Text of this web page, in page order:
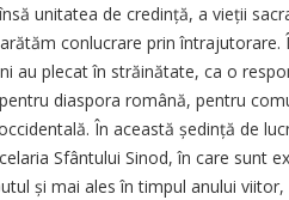
unitatea de credință, a vieții
conlucrare prin
au plecat în străinătate, ca o
di­as­pora română, pentru
În această ședință de
Sfântului Sinod, în care sunt
și mai ales în timpul anului